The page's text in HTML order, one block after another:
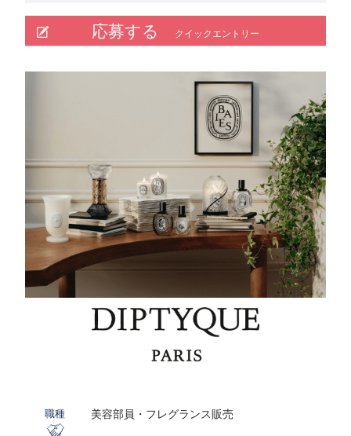
応募する クイックエントリー
職種 美容部員・フレグランス販売